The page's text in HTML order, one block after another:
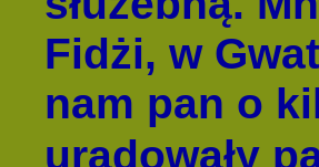
Fidżi, w
nam pan o
uradowały